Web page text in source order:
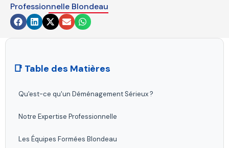
blank
Professionnelle Blondeau
📑 Table des Matières
Qu'est-ce qu'un Déménagement Sérieux ?
Notre Expertise Professionnelle
Les Équipes Formées Blondeau